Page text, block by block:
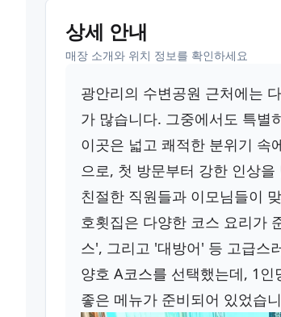
상세 안내
매장 소개와 위치 정보를 확인하세요
광안리의 수변공원 근처에는
가 많습니다. 그중에서도 특별
이곳은 넓고 쾌적한 분위기 속
으로, 첫 방문부터 강한 인상
친절한 직원들과 이모님들이
호횟집은 다양한 코스 요리가
스', 그리고 '대방어' 등 고급스
양호 A코스를 선택했는데, 1
좋은 메뉴가 준비되어 있었습